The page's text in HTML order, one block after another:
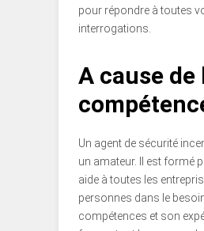
pour répondre à toutes
interrogations.
A cause de
Un agent de sécurité
un amateur. Il est formé
aide à toutes les
personnes dans le
compétences et son